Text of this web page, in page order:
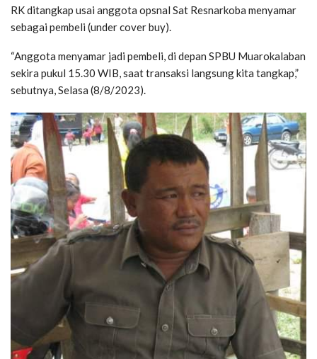
RK ditangkap usai anggota opsnal Sat Resnarkoba menyamar
sebagai pembeli (under cover buy).
“Anggota menyamar jadi pembeli, di depan SPBU Muarokalaban
sekira pukul 15.30 WIB, saat transaksi langsung kita tangkap,”
sebutnya, Selasa (8/8/2023).